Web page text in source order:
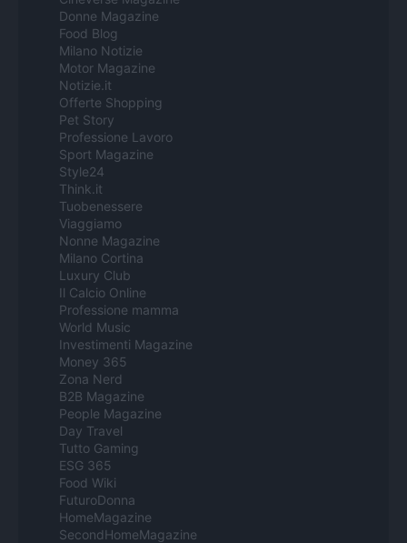
Donne Magazine
Food Blog
Milano Notizie
Motor Magazine
Notizie.it
Offerte Shopping
Pet Story
Professione Lavoro
Sport Magazine
Style24
Think.it
Tuobenessere
Viaggiamo
Nonne Magazine
Milano Cortina
Luxury Club
Il Calcio Online
Professione mamma
World Music
Investimenti Magazine
Money 365
Zona Nerd
B2B Magazine
People Magazine
Day Travel
Tutto Gaming
ESG 365
Food Wiki
FuturoDonna
HomeMagazine
SecondHomeMagazine